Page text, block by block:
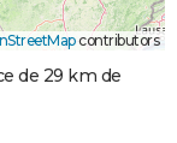
contributors
de 29 km de